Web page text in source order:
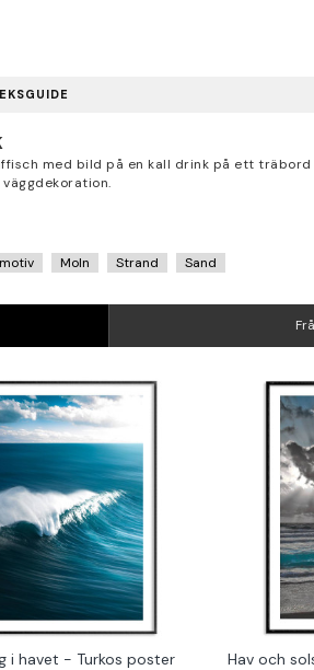
med bild på en kall drink på ett
Moln Strand Sand
i havet - Turkos poster